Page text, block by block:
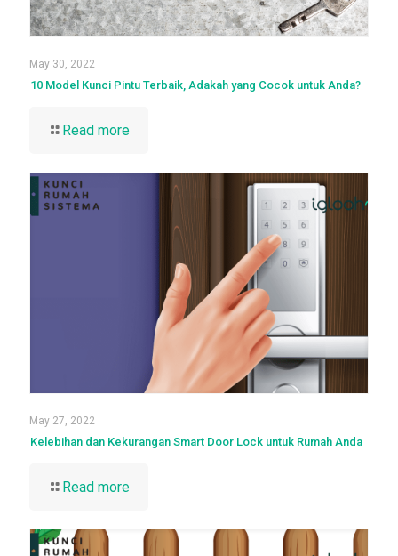
May 30, 2022
10 Model Kunci Pintu Terbaik, Adakah yang Cocok untuk Anda?
Read more
May 27, 2022
Kelebihan dan Kekurangan Smart Door Lock untuk Rumah Anda
Read more